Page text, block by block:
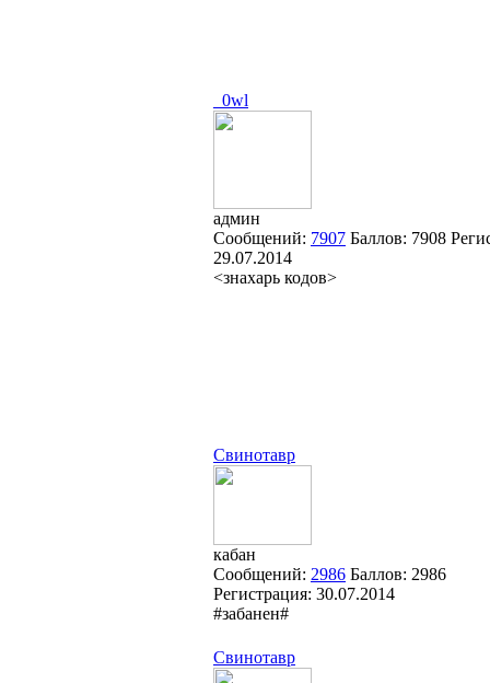
_0wl
админ
Сообщений: 7907 Баллов: 7908
29.07.2014
<знахарь кодов>
Свинотавр
кабан
Сообщений: 2986 Баллов: 2986
Регистрация: 30.07.2014
#забанен#
Свинотавр